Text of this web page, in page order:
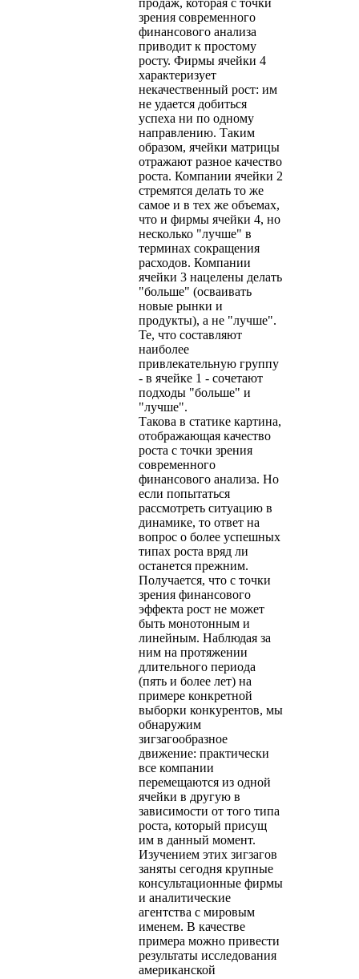
зрения современного
финансового анализа
приводит к простому
росту. Фирмы ячейки 4
характеризует
некачественный рост: им
не удается добиться
успеха ни по одному
направлению. Таким
образом, ячейки матрицы
отражают разное качество
роста. Компании ячейки 2
стремятся делать то же
самое и в тех же объемах,
что и фирмы ячейки 4, но
несколько "лучше" в
терминах сокращения
расходов. Компании
ячейки 3 нацелены делать
"больше" (осваивать
новые рынки и
продукты), а не "лучше".
Те, что составляют
наиболее
привлекательную группу
- в ячейке 1 - сочетают
подходы "больше" и
"лучше".
Такова в статике картина,
отображающая качество
роста с точки зрения
современного
финансового анализа. Но
если попытаться
рассмотреть ситуацию в
динамике, то ответ на
вопрос о более успешных
типах роста вряд ли
останется прежним.
Получается, что с точки
зрения финансового
эффекта рост не может
быть монотонным и
линейным. Наблюдая за
ним на протяжении
длительного периода
(пять и более лет) на
примере конкретной
выборки конкурентов, мы
обнаружим
зигзагообразное
движение: практически
все компании
перемещаются из одной
ячейки в другую в
зависимости от того типа
роста, который присущ
им в данный момент.
Изучением этих зигзагов
заняты сегодня крупные
консультационные фирмы
и аналитические
агентства с мировым
именем. В качестве
примера можно привести
результаты исследования
американской